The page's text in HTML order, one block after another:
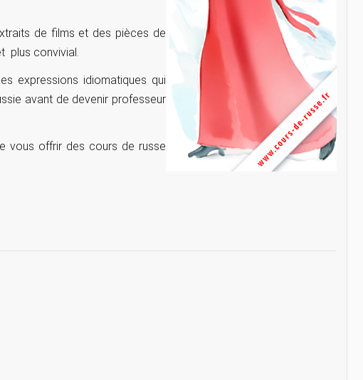
de films et des pièces de
plus convivial.
expressions idiomatiques qui
avant de devenir professeur
vous offrir des cours de russe